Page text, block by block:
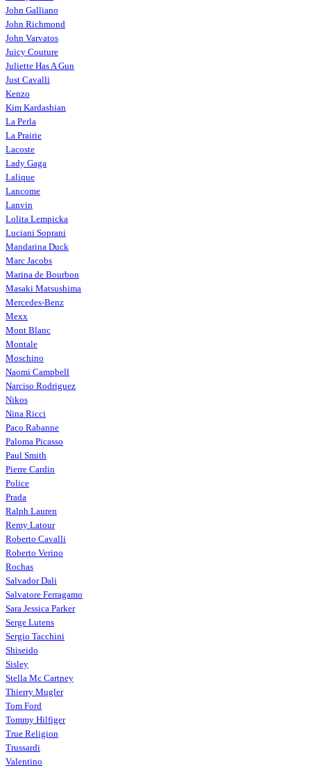
John Galliano
John Richmond
John Varvatos
Juicy Couture
Juliette Has A Gun
Just Cavalli
Kenzo
Kim Kardashian
La Perla
La Prairie
Lacoste
Lady Gaga
Lalique
Lancome
Lanvin
Lolita Lempicka
Luciani Soprani
Mandarina Duck
Marc Jacobs
Marina de Bourbon
Masaki Matsushima
Mercedes-Benz
Mexx
Mont Blanc
Montale
Moschino
Naomi Campbell
Narciso Rodriguez
Nikos
Nina Ricci
Paco Rabanne
Paloma Picasso
Paul Smith
Pierre Cardin
Police
Prada
Ralph Lauren
Remy Latour
Roberto Cavalli
Roberto Verino
Rochas
Salvador Dali
Salvatore Ferragamo
Sara Jessica Parker
Serge Lutens
Sergio Tacchini
Shiseido
Sisley
Stella Mc Cartney
Thierry Mugler
Tom Ford
Tommy Hilfiger
True Religion
Trussardi
Valentino